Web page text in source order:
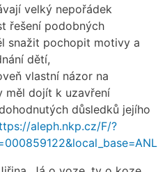
velký nepořádek
řešení podobných
snažit pochopit motivy a
dětí,
vlastní názor na
měl dojít k uzavření
důsledků jejího
aleph.nkp.cz/F/?